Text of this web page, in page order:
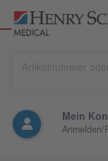
Mein
Anmelden/